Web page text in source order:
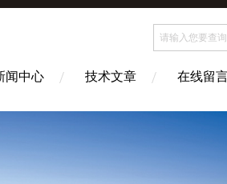
闻中心 技术文章 在线留